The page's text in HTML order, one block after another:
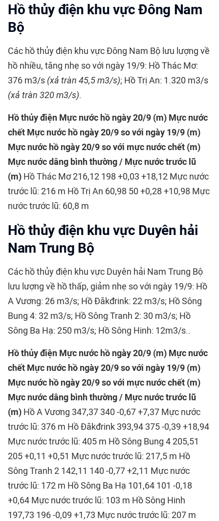
Hồ thủy điện khu vực Đông Nam
Bộ
Các hồ thủy điện khu vực Đông Nam Bộ lưu lượng về
hồ nhiều, tăng nhẹ so với ngày 19/9: Hồ Thác Mơ:
376 m3/s (xả tràn 45,5 m3/s); Hồ Trị An: 1.320 m3/s
(xả tràn 320 m3/s).
Hồ thủy điện Mực nước hồ ngày 20/9 (m) Mực nước
chết Mực nước hồ ngày 20/9 so với ngày 19/9 (m)
Mực nước hồ ngày 20/9 so với mực nước chết (m)
Mực nước dâng bình thường / Mực nước trước lũ
(m) Hồ Thác Mơ 216,12 198 +0,03 +18,12 Mực nước
trước lũ: 216 m Hồ Trị An 60,98 50 +0,28 +10,98 Mực
nước trước lũ: 60,8 m
Hồ thủy điện khu vực Duyên hải
Nam Trung Bộ
Các hồ thủy điện khu vực Duyên hải Nam Trung Bộ
lưu lượng về hồ thấp, giảm nhẹ so với ngày 19/9: Hồ
A Vương: 26 m3/s; Hồ Đăkđrink: 22 m3/s; Hồ Sông
Bung 4: 32 m3/s; Hồ Sông Tranh 2: 30 m3/s; Hồ
Sông Ba Hạ: 250 m3/s; Hồ Sông Hinh: 12m3/s..
Hồ thủy điện Mực nước hồ ngày 20/9 (m) Mực nước
chết Mực nước hồ ngày 20/9 so với ngày 19/9 (m)
Mực nước hồ ngày 20/9 so với mực nước chết (m)
Mực nước dâng bình thường / Mực nước trước lũ
(m) Hồ A Vương 347,37 340 -0,67 +7,37 Mực nước
trước lũ: 376 m Hồ Đăkđrink 393,94 375 -0,39 +18,94
Mực nước trước lũ: 405 m Hồ Sông Bung 4 205,51
205 +0,11 +0,51 Mực nước trước lũ: 217,5 m Hồ
Sông Tranh 2 142,11 140 -0,77 +2,11 Mực nước
trước lũ: 172 m Hồ Sông Ba Hạ 101,64 101 -0,18
+0,64 Mực nước trước lũ: 103 m Hồ Sông Hinh
197,73 196 -0,09 +1,73 Mực nước trước lũ: 207 m